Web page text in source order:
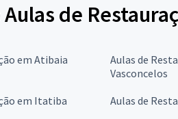
de
em Atibaia
Aulas de
Vasconcelos
em Itatiba
Aulas de